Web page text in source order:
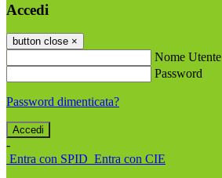
Accedi
button close ×
Nome Utente
Password
Password dimenticata?
-
Entra con SPID Entra con CIE